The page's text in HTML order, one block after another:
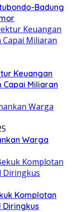
Badung
Keuangan
Capai Miliaran
Warga
Komplotan
Diringkus